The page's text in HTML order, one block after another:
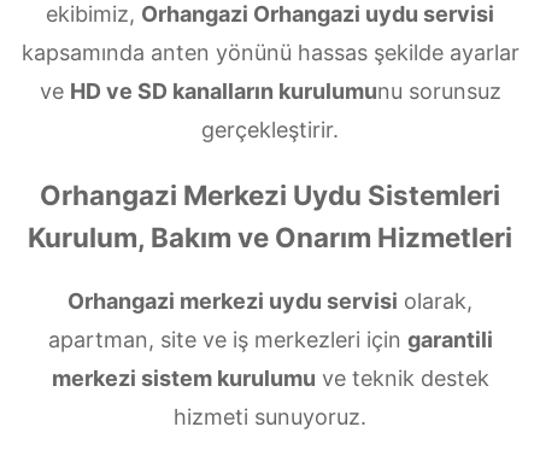
ekibimiz, Orhangazi Orhangazi uydu servisi
kapsamında anten yönünü hassas şekilde ayarlar
ve HD ve SD kanalların kurulumunu sorunsuz
gerçekleştirir.
Orhangazi Merkezi Uydu Sistemleri
Kurulum, Bakım ve Onarım Hizmetleri
Orhangazi merkezi uydu servisi olarak,
apartman, site ve iş merkezleri için garantili
merkezi sistem kurulumu ve teknik destek
hizmeti sunuyoruz.